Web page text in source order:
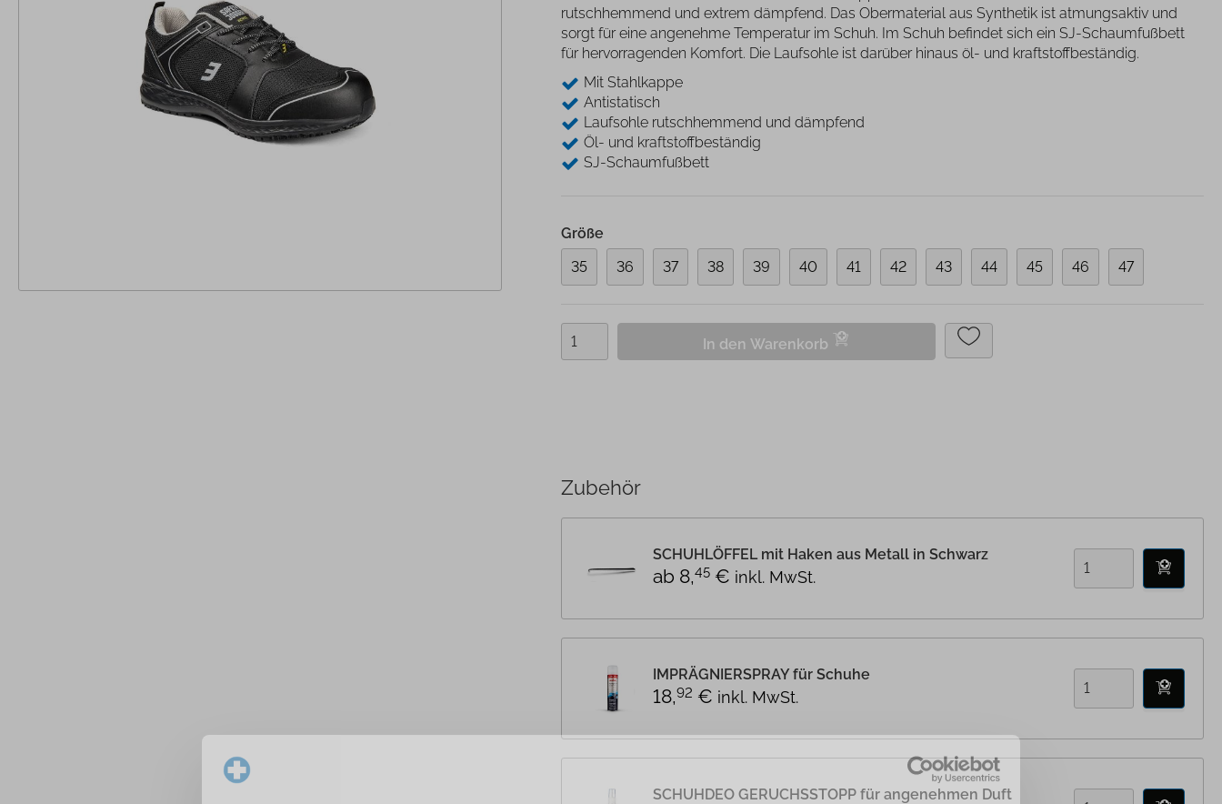
Zubehör Pulse
Zubehör ST20
Zubehör Gipsliege
Stützen und Halterungen
Andockwagen
Wäschewagen
Zubehör Funktionswagen
Einweghandschuhe
Röntgenschutzbekleidun
Desinfektion
Hautmarker
Einwegkopfkissen/ -
decken
Nadelzähler
Einwegabdeckungen
Handwaschbürsten
Saugfähige Unterlagen/
Underpads
Patienteneigentum
Patientenwohlbefinden
Größe
35
36 37 38 39 40 41 42 43 44 45 46 47
rutschhemmend und extrem dämpfend. Das Obermaterial aus Synthetik ist atmungsaktiv und
sorgt für eine angenehme Temperatur im Schuh. Im Schuh befindet sich ein SJ-Schaumfußbett
für hervorragenden Komfort. Die Laufsohle ist darüber hinaus öl- und kraftstoffbeständig.
Mit Stahlkappe
Antistatisch
Laufsohle rutschhemmend und dämpfend
Öl- und kraftstoffbeständig
SJ-Schaumfußbett
In den Warenkorb
Zubehör
SCHUHLÖFFEL mit Haken aus Metall in Schwarz
ab 8,45€ inkl. MwSt.
IMPRÄGNIERSPRAY für Schuhe
18,92 € inkl. MwSt.
SCHUHDEO GERUCHSSTOPP für angenehmen Duft